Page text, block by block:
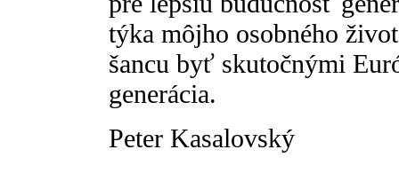
týka môjho osobného
šancu byť skutočnými
generácia.
Peter Kasalovský